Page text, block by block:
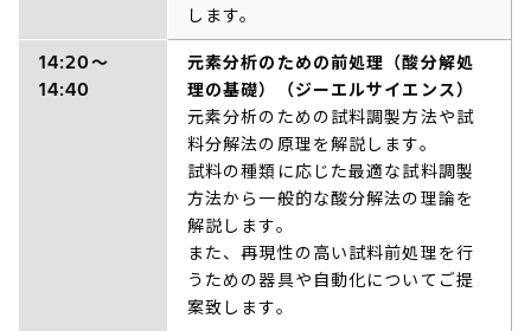
します。
14:20～
14:40
元素分析のための前処理（酸分解処
理の基礎）（ジーエルサイエンス）
元素分析のための試料調製方法や試
料分解法の原理を解説します。
試料の種類に応じた最適な試料調製
方法から一般的な酸分解法の理論を
解説します。
また、再現性の高い試料前処理を行
うための器具や自動化についてご提
案致します。